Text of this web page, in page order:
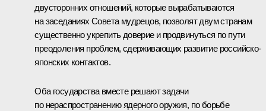
двусторонних отношений, которые вырабатываются
на заседаниях Совета мудрецов, позволят двум странам
существенно укрепить доверие и продвинуться по пути
преодоления проблем, сдерживающих развитие российско-
японских контактов.
Оба государства вместе решают задачи
по нераспространению ядерного оружия, по борьбе